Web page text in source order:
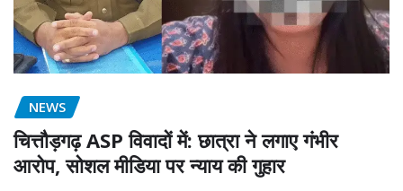
NEWS
चित्तौड़गढ़ ASP विवादों में: छात्रा ने लगाए गंभीर
आरोप, सोशल मीडिया पर न्याय की गुहार